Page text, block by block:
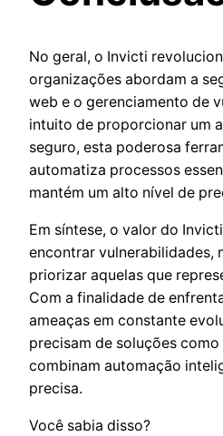
No geral, o Invicti
organizações abordam a
web e o gerenciamento de
intuito de proporcionar um
seguro, esta poderosa
automatiza processos
mantém um alto nível de
Em síntese, o valor do
encontrar vulnerabilidades,
priorizar aquelas que
Com a finalidade de
ameaças em constante
precisam de soluções
combinam automação
precisa.
Você sabia disso?